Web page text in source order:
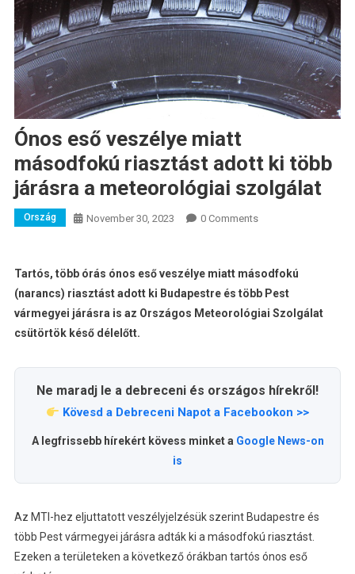
Ónos eső veszélye miatt
másodfokú riasztást adott ki több
járásra a meteorológiai szolgálat
Ország November 30, 2023 0 Comments
Tartós, több órás ónos eső veszélye miatt másodfokú
(narancs) riasztást adott ki Budapestre és több Pest
vármegyei járásra is az Országos Meteorológiai Szolgálat
csütörtök késő délelőtt.
Ne maradj le a debreceni és országos hírekről!
Kövesd a Debreceni Napot a Facebookon >>
A legfrissebb hírekért kövess minket a Google News-on
is
Az MTI-hez eljuttatott veszélyjelzésük szerint Budapestre és
több Pest vármegyei járásra adták ki a másodfokú riasztást.
Ezeken a területeken a következő órákban tartós ónos eső